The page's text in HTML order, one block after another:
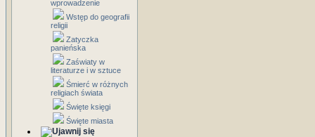
wprowadzenie
Wstęp do geografii
religii
Zatyczka
panieńska
Zaświaty w
literaturze i w sztuce
Śmierć w różnych
religiach świata
Święte księgi
Święte miasta